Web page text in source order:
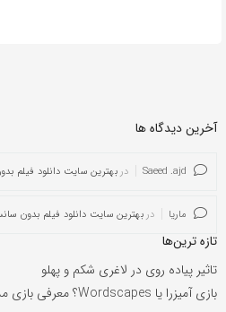
آخرین دیدگاه ها
Saeed .ajd در بهترین سایت دانلود فیلم بدون
ماریا در بهترین سایت دانلود فیلم بدون سانسور
تازه ترین‌ها
تاثیر پیاده روی در لاغری شکم و پهلو
بازی آمیزرا یا Wordscapes؟ معرفی بازی مشابه آمیرزا